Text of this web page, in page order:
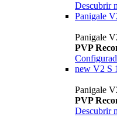
Descubrir
Panigale
Panigale
PVP
new V2 S
Panigale
PVP
Descubrir